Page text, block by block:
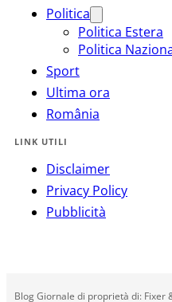
Politica
Politica Estera
Politica
Sport
Ultima ora
România
LINK UTILI
Disclaimer
Privacy Policy
Pubblicità
Blog Giornale di proprietà di: Fixer